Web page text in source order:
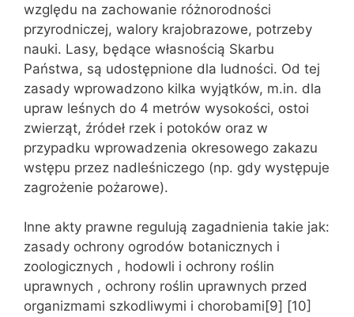
względu na zachowanie różnorodności
przyrodniczej, walory krajobrazowe, potrzeby
nauki. Lasy, będące własnością Skarbu
Państwa, są udostępnione dla ludności. Od tej
zasady wprowadzono kilka wyjątków, m.in. dla
upraw leśnych do 4 metrów wysokości, ostoi
zwierząt, źródeł rzek i potoków oraz w
przypadku wprowadzenia okresowego zakazu
wstępu przez nadleśniczego (np. gdy występuje
zagrożenie pożarowe).
Inne akty prawne regulują zagadnienia takie jak:
zasady ochrony ogrodów botanicznych i
zoologicznych , hodowli i ochrony roślin
uprawnych , ochrony roślin uprawnych przed
organizmami szkodliwymi i chorobami[9] [10]